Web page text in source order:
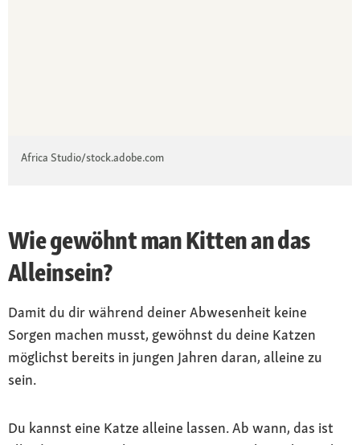
Africa Studio/stock.adobe.com
Wie gewöhnt man Kitten an das
Alleinsein?
Damit du dir während deiner Abwesenheit keine
Sorgen machen musst, gewöhnst du deine Katzen
möglichst bereits in jungen Jahren daran, alleine zu
sein.
Du kannst eine Katze alleine lassen. Ab wann, das ist